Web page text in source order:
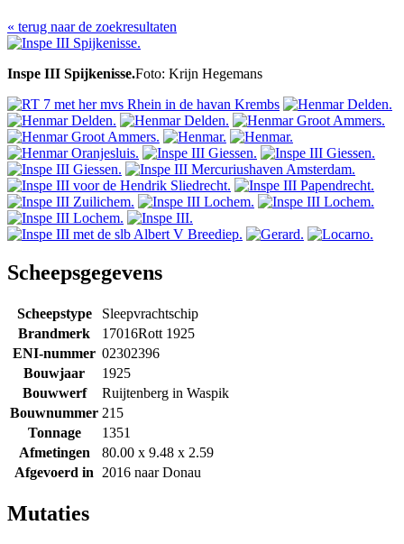
« terug naar de zoekresultaten
Inspe III Spijkenisse.Foto: Krijn Hegemans
Scheepsgegevens
Scheepstype
Sleepvrachtschip
Brandmerk
17016Rott 1925
ENI-nummer 02302396
Bouwjaar
1925
Bouwwerf
Ruijtenberg in Waspik
Bouwnummer 215
Tonnage
1351
Afmetingen
80.00 x 9.48 x 2.59
Afgevoerd in
2016 naar Donau
Mutaties